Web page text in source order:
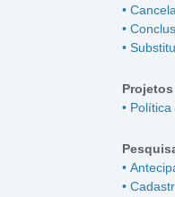
•
•
•
•
•
•